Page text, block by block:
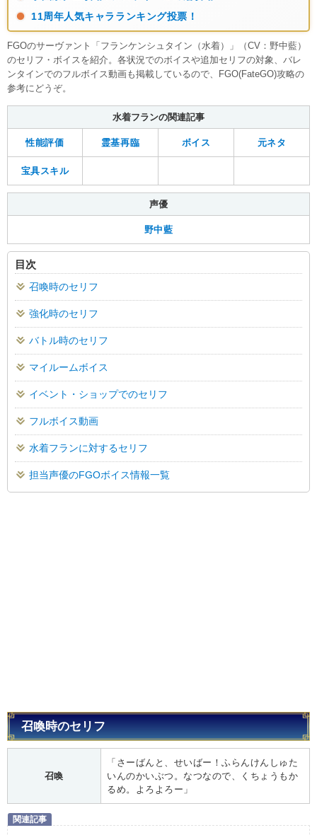
11周年人気キャラランキング投票！
FGOのサーヴァント「フランケンシュタイン（水着）」（CV：野中藍）
のセリフ・ボイスを紹介。各状況でのボイスや追加セリフの対象、バレ
ンタインでのフルボイス動画も掲載しているので、FGO(FateGO)攻略の
参考にどうぞ。
水着フランの関連記事
性能評価 霊基再臨 ボイス 元ネタ
宝具スキル
声優
野中藍
目次
召喚時のセリフ
強化時のセリフ
バトル時のセリフ
マイルームボイス
イベント・ショップでのセリフ
フルボイス動画
水着フランに対するセリフ
担当声優のFGOボイス情報一覧
召喚時のセリフ
召喚
「さーばんと、せいばー！ふらんけんしゅた
いんのかいぶつ。なつなので、くちょうもか
るめ。よろよろー」